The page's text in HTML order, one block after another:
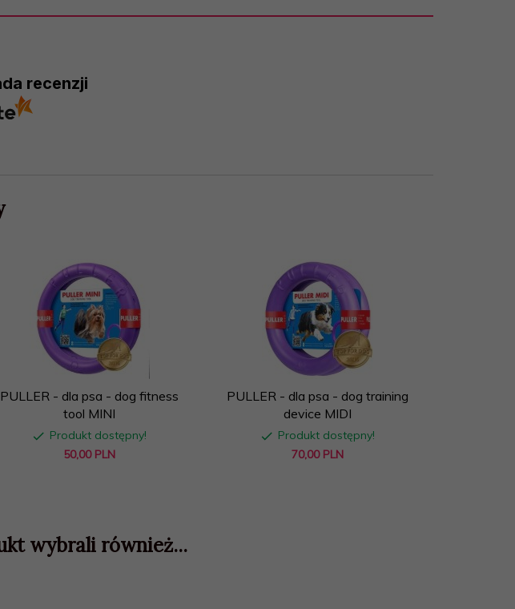
recenzji
PULLER - dla psa - dog fitness
tool MINI
Produkt dostępny!
50,00 PLN
PULLER - dla psa - dog training
device MIDI
Produkt dostępny!
70,00 PLN
wybrali również...